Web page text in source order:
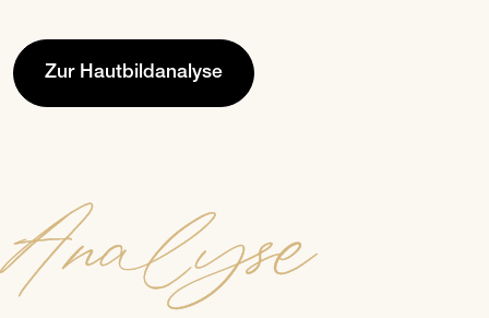
Zur Hautbildanalyse
Analyse